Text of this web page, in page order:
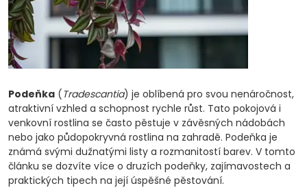
Podeňka (Tradescantia) je oblíbená pro svou nenáročnost,
atraktivní vzhled a schopnost rychle růst. Tato pokojová i
venkovní rostlina se často pěstuje v závěsných nádobách
nebo jako půdopokryvná rostlina na zahradě. Podeňka je
známá svými dužnatými listy a rozmanitostí barev. V tomto
článku se dozvíte více o druzích podeňky, zajímavostech a
praktických tipech na její úspěšné pěstování.